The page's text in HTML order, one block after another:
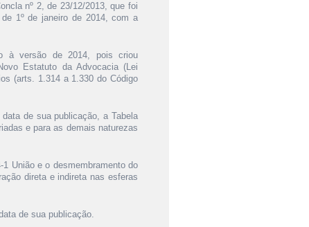
nº 2, de 23/12/2013, que foi
1º de janeiro de 2014, com a
à versão de 2014, pois criou
Estatuto da Advocacia (Lei
(arts. 1.314 a 1.330 do Código
de sua publicação, a Tabela
e para as demais naturezas
União e o desmembramento do
direta e indireta nas esferas
de sua publicação.